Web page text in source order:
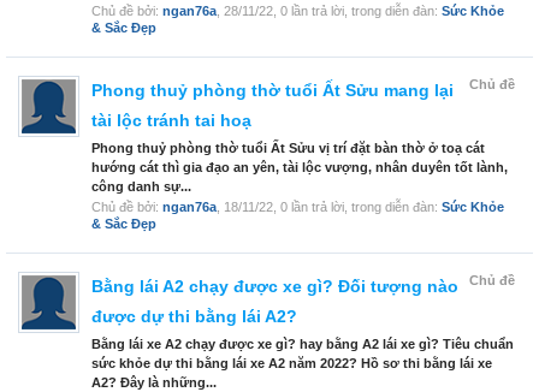
Chủ đề bởi: ngan76a 28/11/22 , 0 lần trả lời, trong diễn đàn: Sức Khỏe
& Sắc Đẹp
Chủ đề
Phong thuỷ phòng thờ tuổi Ất Sửu mang lại
tài lộc tránh tai hoạ
Phong thuỷ phòng thờ tuổi Ất Sửu vị trí đặt bàn thờ ở toạ cát
hướng cát thì gia đạo an yên, tài lộc vượng, nhân duyên tốt lành,
công danh sự...
Chủ đề bởi: ngan76a 18/11/22 , 0 lần trả lời, trong diễn đàn: Sức Khỏe
& Sắc Đẹp
Chủ đề
Bằng lái A2 chạy được xe gì? Đối tượng nào
được dự thi bằng lái A2?
Bằng lái xe A2 chạy được xe gì? hay bằng A2 lái xe gì? Tiêu chuẩn
sức khỏe dự thi bằng lái xe A2 năm 2022? Hồ sơ thi bằng lái xe
A2? Đây là những...